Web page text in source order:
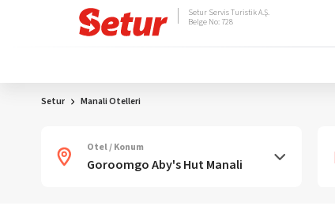
Setur Servis Turistik A.Ş.
Belge No: 728
Setur Manali Otelleri
Otel / Konum